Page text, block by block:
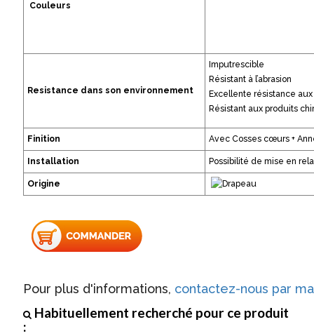
Couleurs
Resistance dans son environnement
Imputrescible
Résistant à l’abrasion
Excellente résistance aux
Résistant aux produits
Finition Avec Cosses cœurs +
Installation Possibilité de mise en
Origine
Pour plus d'informations, contactez-nous par
Habituellement recherché pour ce produit
: